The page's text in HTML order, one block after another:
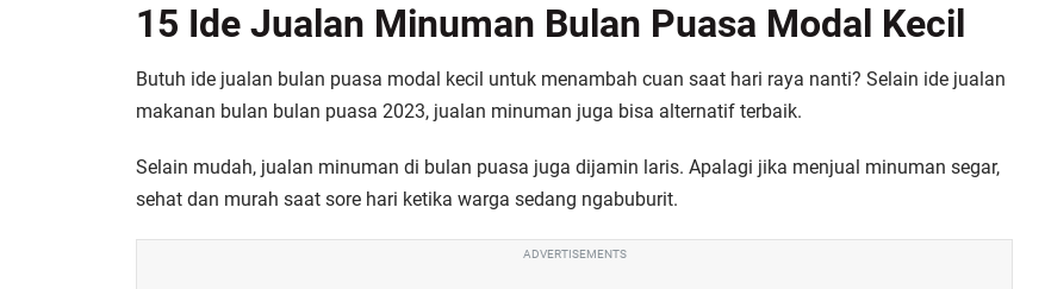
15 Ide Jualan Minuman Bulan Puasa Modal Kecil
Butuh ide jualan bulan puasa modal kecil untuk menambah cuan saat hari raya nanti? Selain ide jualan
makanan bulan bulan puasa 2023, jualan minuman juga bisa alternatif terbaik.
Selain mudah, jualan minuman di bulan puasa juga dijamin laris. Apalagi jika menjual minuman segar,
sehat dan murah saat sore hari ketika warga sedang ngabuburit.
ADVERTISEMENTS